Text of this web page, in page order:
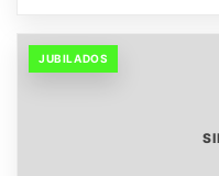
JUBILADOS